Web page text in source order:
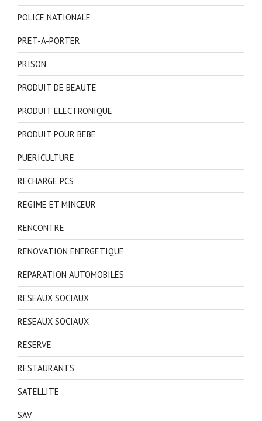
POLICE NATIONALE
PRET-A-PORTER
PRISON
PRODUIT DE BEAUTE
PRODUIT ELECTRONIQUE
PRODUIT POUR BEBE
PUERICULTURE
RECHARGE PCS
REGIME ET MINCEUR
RENCONTRE
RENOVATION ENERGETIQUE
REPARATION AUTOMOBILES
RESEAUX SOCIAUX
RESEAUX SOCIAUX
RESERVE
RESTAURANTS
SATELLITE
SAV